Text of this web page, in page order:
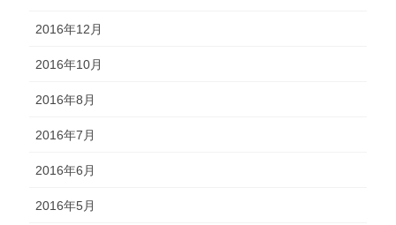
2016年12月
2016年10月
2016年8月
2016年7月
2016年6月
2016年5月